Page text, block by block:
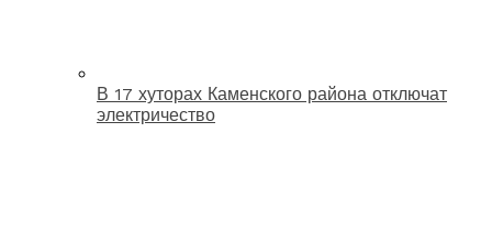
В 17 хуторах Каменского района отключат
электричество